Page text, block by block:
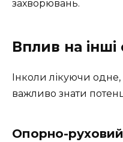
захворювань.
Вплив на
Інколи лікуючи
важливо знати
Опорно-